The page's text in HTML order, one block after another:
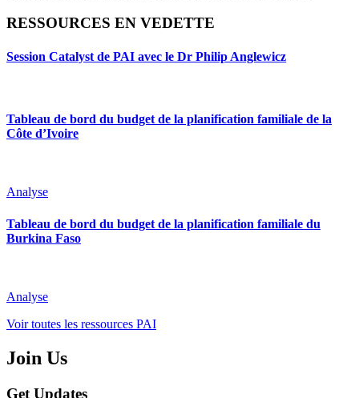
RESSOURCES EN VEDETTE
Session Catalyst de PAI avec le Dr Philip Anglewicz
Tableau de bord du budget de la planification familiale de la
Côte d’Ivoire
Analyse
Tableau de bord du budget de la planification familiale du
Burkina Faso
Analyse
Voir toutes les ressources PAI
Join Us
Get Updates